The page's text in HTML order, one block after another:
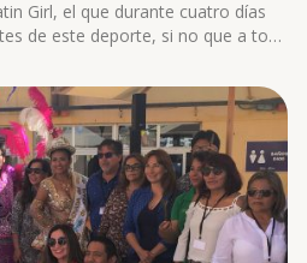
Girl, el que durante cuatro días
de este deporte, si no que a toda
la música y el baile de
de un pasacalle por la